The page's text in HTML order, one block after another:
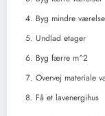
Byg mindre
Undlad etager
Byg færre m^2
Overvej materiale
Få et lavenergihus